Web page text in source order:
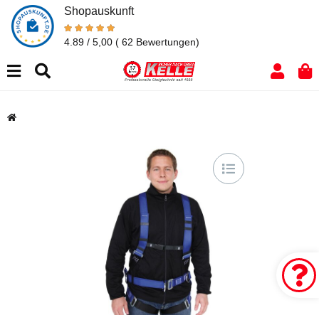
Shopauskunft
4.89 / 5,00 ( 62 Bewertungen)